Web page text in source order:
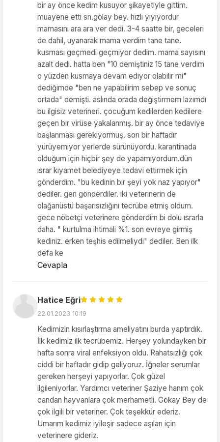
bir ay önce kedim kusuyor şikayetiyle gittim.
muayene etti sn.gölay bey. hızlı yiyiyordur
mamasını ara ara ver dedi. 3-4 saatte bir, geceleri
de dahil, uyanarak mama verdim tane tane.
kusması geçmedi geçmiyor dedim. mama sayısını
azalt dedi. hatta ben "10 demiştiniz 15 tane verdim
o yüzden kusmaya devam ediyor olabilir mi"
dediğimde "ben ne yapabilirim sebep ve sonuç
ortada" demişti. aslında orada değiştirmem lazımdı
bu ilgisiz veterineri. çocuğum kedilerden kedilere
geçen bir virüse yakalanmış. bir ay önce tedaviye
başlanması gerekiyormuş. son bir haftadır
yürüyemiyor yerlerde sürünüyordu. karantinada
olduğum için hiçbir şey de yapamıyordum.dün
ısrar kıyamet belediyeye tedavi ettirmek için
gönderdim. "bu kedinin bir şeyi yok naz yapıyor"
dediler. geri gönderdiler. iki veterinerin de
olağanüstü başarısızlığını tecrübe etmiş oldum.
gece nöbetçi veterinere gönderdim bi dolu ısrarla
daha. " kurtulma ihtimali %1. son evreye girmiş
kediniz. erken teşhis edilmeliydi" dediler. Ben ilk
defa ke
Cevapla
Hatice Eğri
22.01.2023 10:19
Kedimizin kısırlaştırma ameliyatını burda yaptırdık.
İlk kedimiz ilk tecrübemiz. Herşey yolundayken bir
hafta sonra viral enfeksiyon oldu. Rahatsızlığı çok
ciddi bir haftadır gidip geliyoruz. İğneler serumlar
gereken herşeyi yapıyorlar. Çok güzel
ilgileniyorlar. Yardımcı veteriner Şaziye hanım çok
candan hayvanlara çok merhametli. Gökay Bey de
çok ilgili bir veteriner. Çok teşekkür ederiz.
Umarım kedimiz iyileşir sadece aşıları için
veterinere gideriz.